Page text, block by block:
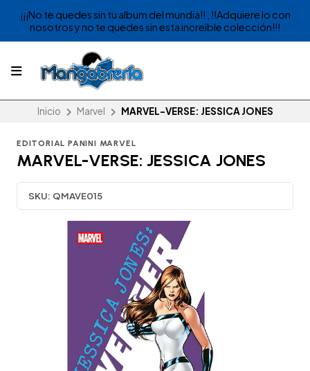
¡¡¡No te quedes sin tu album del mundia!! , !!Adquiere lo con
nosotros y no te quedes sin esta increible colección!!!
Inicio Marvel MARVEL-VERSE: JESSICA JONES
EDITORIAL PANINI MARVEL
MARVEL-VERSE: JESSICA JONES
SKU: QMAVE015